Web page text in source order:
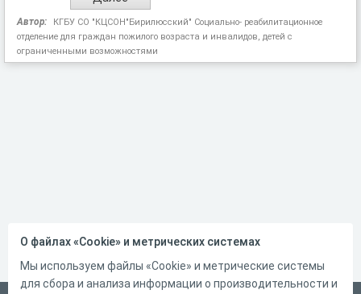
Автор:
КГБУ СО "КЦСОН"Бирилюсский" Социально- реабилитационное
отделение для граждан пожилого возраста и инвалидов, детей с
ограниченными возможностями
О файлах «Cookie» и метрических системах
Мы используем файлы «Cookie» и метрические системы
для сбора и анализа информации о производительности и